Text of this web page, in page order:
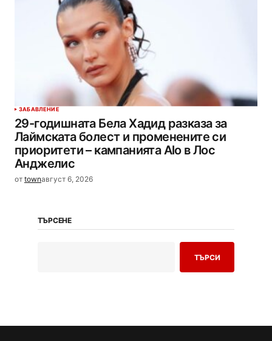
ЗАБАВЛЕНИЕ
29-годишната Бела Хадид разказа за
Лаймската болест и променените си
приоритети – кампанията Alo в Лос
Анджелис
от townавгуст 6, 2026
ТЪРСЕНЕ
ТЪРСИ